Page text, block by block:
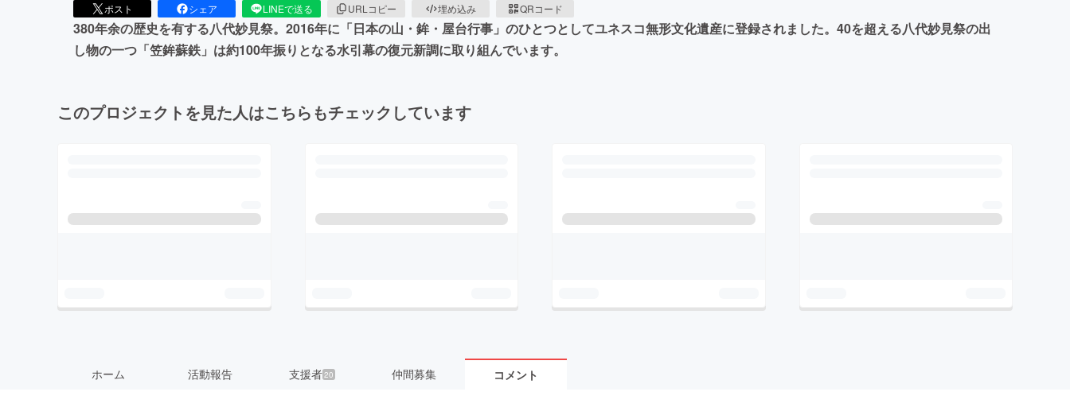
ポスト シェア LINEで送る URLコピー 埋め込み QRコード
380年余の歴史を有する八代妙見祭。2016年に「日本の山・鉾・屋台行事」のひとつとしてユネスコ無形文化遺産に登録されました。40を超える八代妙見祭の出
し物の一つ「笠鉾蘇鉄」は約100年振りとなる水引幕の復元新調に取り組んでいます。
このプロジェクトを見た人はこちらもチェックしています
ホーム 活動報告 支援者 20 仲間募集 コメント